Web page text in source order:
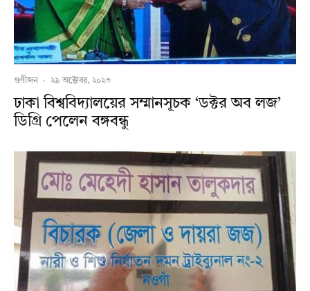
গুণীজন · ২৯ অক্টোবর, ২০২৩
ঢাকা বিশ্ববিদ্যালয়ের সম্মানসূচক ‘ডক্টর অব লজ’
ডিগ্রি পেলেন বঙ্গবন্ধু